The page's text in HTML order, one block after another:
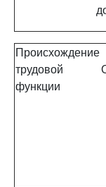
Происхождение
трудовой
функции